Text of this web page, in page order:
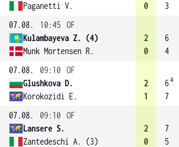
Paganetti V.
0
3
07.08.
10:45 OF
Kulambayeva Z. (4)
Munk Mortensen R.
2
0
6
4
07.08.
09:10 OF
Glushkova D.
Korokozidi E.
2
1
64
7
07.08.
09:10 OF
Lansere S.
Zantedeschi A. (3)
2
0
7
5